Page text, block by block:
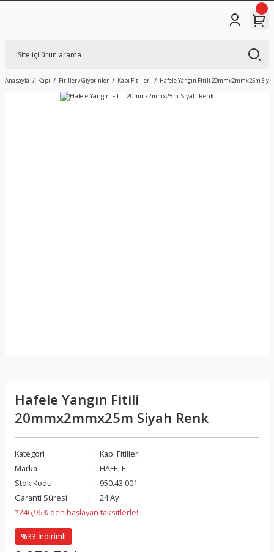
Anasayfa Kapı Fitiller / Giyotinler Kapı Fitilleri Hafele Yangın Fitili 20mmx2mmx25m
Hafele Yangın Fitili
20mmx2mmx25m Siyah Renk
Kategori
Kapı Fitilleri
Marka
HAFELE
Stok Kodu
950.43.001
Garanti Süresi
24 Ay
*246,96 ₺ den başlayan taksitlerle!
%33 İndirimli